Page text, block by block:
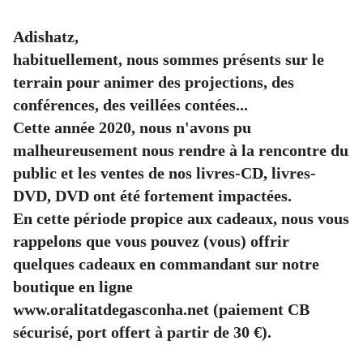
Adishatz,
habituellement, nous sommes présents sur le
terrain pour animer des projections, des
conférences, des veillées contées...
Cette année 2020, nous n'avons pu
malheureusement nous rendre à la rencontre du
public et les ventes de nos livres-CD, livres-
DVD, DVD ont été fortement impactées.
En cette période propice aux cadeaux, nous vous
rappelons que vous pouvez (vous) offrir
quelques cadeaux en commandant sur notre
boutique en ligne
www.oralitatdegasconha.net (paiement CB
sécurisé, port offert à partir de 30 €).